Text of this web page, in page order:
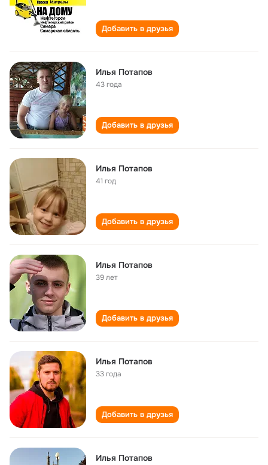
Добавить в друзья
Илья Потапов
43 года
Добавить в друзья
Илья Потапов
41 год
Добавить в друзья
Илья Потапов
39 лет
Добавить в друзья
Илья Потапов
33 года
Добавить в друзья
Илья Потапов